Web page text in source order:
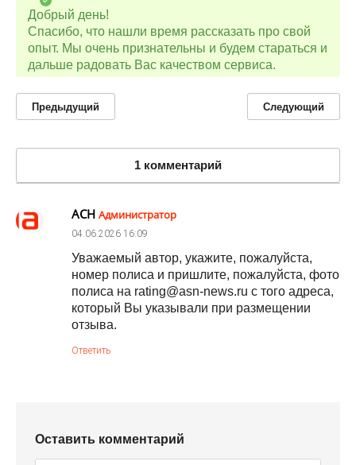
Добрый день!
Спасибо, что нашли время рассказать про свой
опыт. Мы очень признательны и будем стараться и
дальше радовать Вас качеством сервиса.
Предыдущий Следующий
1 комментарий
АСН Администратор
04.06.2026 16:09
Уважаемый автор, укажите, пожалуйста,
номер полиса и пришлите, пожалуйста, фото
полиса на rating@asn-news.ru с того адреса,
который Вы указывали при размещении
отзыва.
Ответить
Оставить комментарий